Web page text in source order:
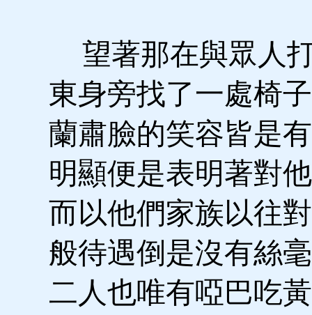
望著那在與眾人
東身旁找了一處椅
蘭肅臉的笑容皆是
明顯便是表明著對
而以他們家族以往
般待遇倒是沒有絲
二人也唯有啞巴吃